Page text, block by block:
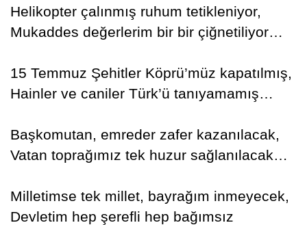
Helikopter çalınmış ruhum tetikleniyor,
Mukaddes değerlerim bir bir çiğnetiliyor…
15 Temmuz Şehitler Köprü’müz kapatılmış,
Hainler ve caniler Türk’ü tanıyamamış…
Başkomutan, emreder zafer kazanılacak,
Vatan toprağımız tek huzur sağlanılacak…
Milletimse tek millet, bayrağım inmeyecek,
Devletim hep şerefli hep bağımsız